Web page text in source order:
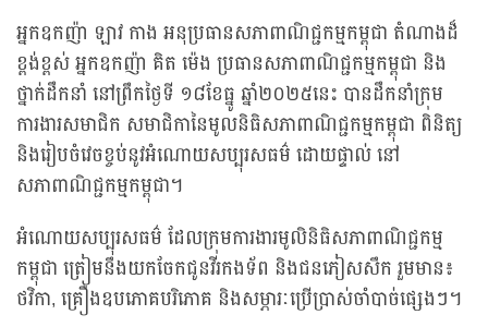
អ្នកឧកញ៉ា ឡាវ កាង អនុប្រធានសភាពាណិជ្ជកម្មកម្ពុជា តំណាងដ៏
ខ្ពង់ខ្ពស់ អ្នកឧកញ៉ា គិត ម៉េង ប្រធានសភាពាណិជ្ជកម្មកម្ពុជា និង
ថ្នាក់ដឹកនាំ នៅព្រឹកថ្ងៃទី ១៨ខែធ្នូ ឆ្នាំ២០២៥នេះ បានដឹកនាំក្រុម
ការងារសមាជិក សមាជិកានៃមូលនិធិសភាពាណិជ្ជកម្មកម្ពុជា ពិនិត្យ
និងរៀបចំវេចខ្ចប់នូវអំណោយសប្បុរសធម៌ ដោយផ្ទាល់ នៅ
សភាពាណិជ្ជកម្មកម្ពុជា។
អំណោយសប្បុរសធម៌ ដែលក្រុមការងារមូលិនិធិសភាពាណិជ្ជកម្ម
កម្ពុជា ត្រៀមនឹងយកចែកជូនវីរកងទ័ព និងជនភៀសសឹក រួមមាន៖
ថវិកា, គ្រឿងឧបភោគបរិភោគ និងសម្ភារៈប្រើប្រាស់ចាំបាច់ផ្សេងៗ។